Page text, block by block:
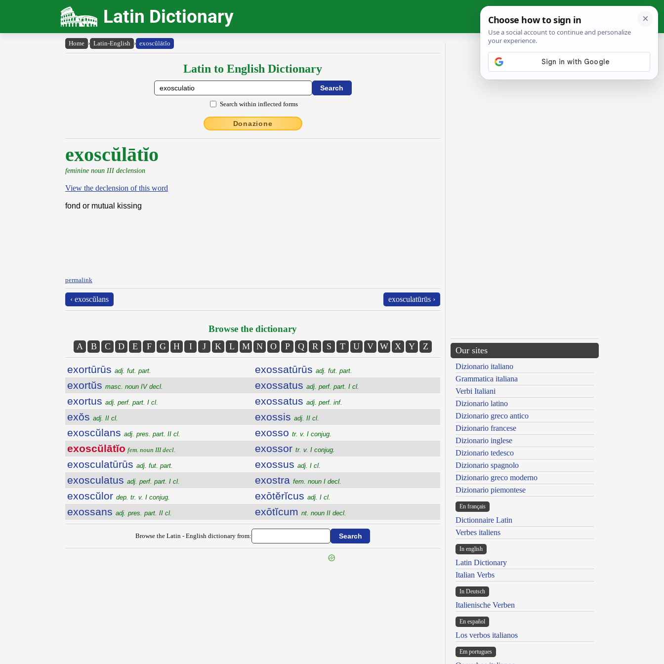
Latin Dictionary
Home › Latin-English › exoscŭlātĭo
Latin to English Dictionary
Search within inflected forms
Donazione
exoscŭlātĭo
feminine noun III declension
View the declension of this word
fond or mutual kissing
permalink
‹ exoscŭlans exosculatūrūs ›
Browse the dictionary
A B C D E F G H I J K L M N O P Q R S T U V W X Y Z
exortūrūs adj. fut. part.
exortŭs masc. noun IV decl.
exortus adj. perf. part. I cl.
exŏs adj. II cl.
exoscŭlans adj. pres. part. II cl.
exoscŭlātĭo fem. noun III decl.
exosculatūrūs adj. fut. part.
exosculatus adj. perf. part. I cl.
exoscŭlor dep. tr. v. I conjug.
exossans adj. pres. part. II cl.
exossatūrūs adj. fut. part.
exossatus adj. perf. part. I cl.
exossatus adj. perf. inf.
exossis adj. II cl.
exosso tr. v. I conjug.
exossor tr. v. I conjug.
exossus adj. I cl.
exostra fem. noun I decl.
exōtĕrĭcus adj. I cl.
exōtĭcum nt. noun II decl.
Browse the Latin - English dictionary from:
Our sites
Dizionario italiano
Grammatica italiana
Verbi Italiani
Dizionario latino
Dizionario greco antico
Dizionario francese
Dizionario inglese
Dizionario tedesco
Dizionario spagnolo
Dizionario greco moderno
Dizionario piemontese
En français
Dictionnaire Latin
Verbes italiens
In english
Latin Dictionary
Italian Verbs
In Deutsch
Italienische Verben
En español
Los verbos italianos
Em portugues